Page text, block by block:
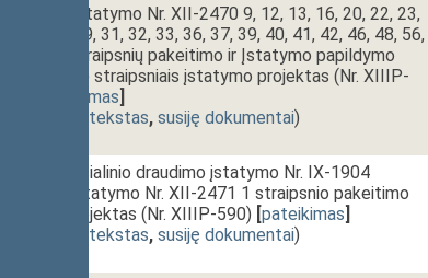
Užimtumo įstatymo Nr. XII-2470 9, 12, 13, 16, 20, 22, 23,
24, 25, 28, 29, 31, 32, 33, 36, 37, 39, 40, 41, 42, 46, 48, 56,
57, 58, 60 straipsnių pakeitimo ir Įstatymo papildymo
10(1) ir 39(1) straipsniais įstatymo projektas (Nr. XIIIP-
pateikimas]
dokumento tekstas, susiję dokumentai)
Nedarbo socialinio draudimo įstatymo Nr. IX-1904
pakeitimo įstatymo Nr. XII-2471 1 straipsnio pakeitimo
įstatymo projektas (Nr. XIIIP-590) [pateikimas]
dokumento tekstas, susiję dokumentai)